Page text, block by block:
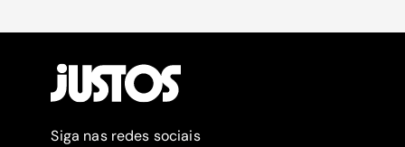
Siga nas redes sociais